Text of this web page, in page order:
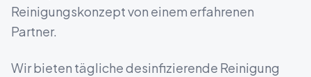
Reinigungskonzept von einem erfahrenen
Partner.
Wir bieten tägliche desinfizierende Reinigung